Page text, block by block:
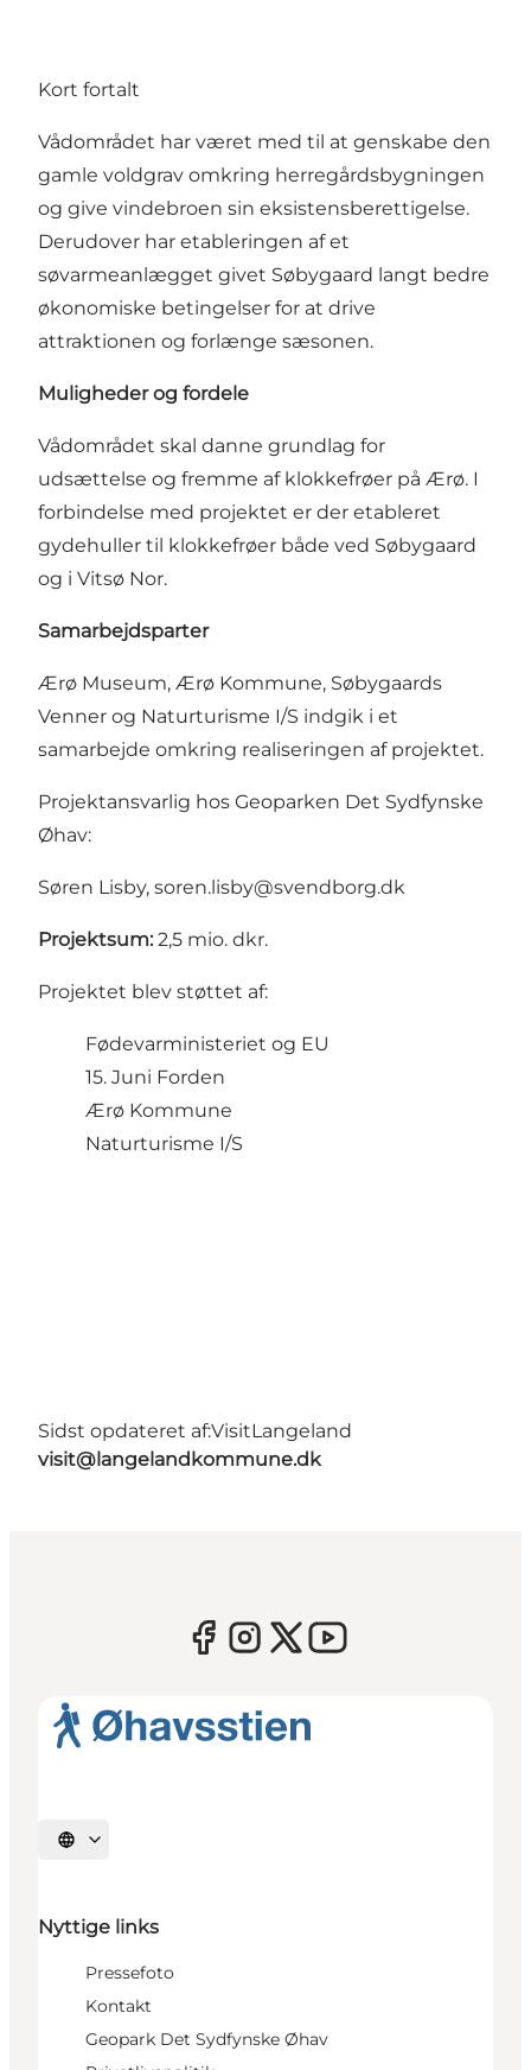
Kort fortalt
Vådområdet har været med til at genskabe den
gamle voldgrav omkring herregårdsbygningen
og give vindebroen sin eksistensberettigelse.
Derudover har etableringen af et
søvarmeanlægget givet Søbygaard langt bedre
økonomiske betingelser for at drive
attraktionen og forlænge sæsonen.
Muligheder og fordele
Vådområdet skal danne grundlag for
udsættelse og fremme af klokkefrøer på Ærø. I
forbindelse med projektet er der etableret
gydehuller til klokkefrøer både ved Søbygaard
og i Vitsø Nor.
Samarbejdsparter
Ærø Museum, Ærø Kommune, Søbygaards
Venner og Naturturisme I/S indgik i et
samarbejde omkring realiseringen af projektet.
Projektansvarlig hos Geoparken Det Sydfynske
Øhav:
Søren Lisby, soren.lisby@svendborg.dk
Projektsum: 2,5 mio. dkr.
Projektet blev støttet af:
Fødevarministeriet og EU
15. Juni Forden
Ærø Kommune
Naturturisme I/S
Sidst opdateret af:VisitLangeland
visit@langelandkommune.dk
Vælg sprog
Nyttige links
Pressefoto
Kontakt
Geopark Det Sydfynske Øhav